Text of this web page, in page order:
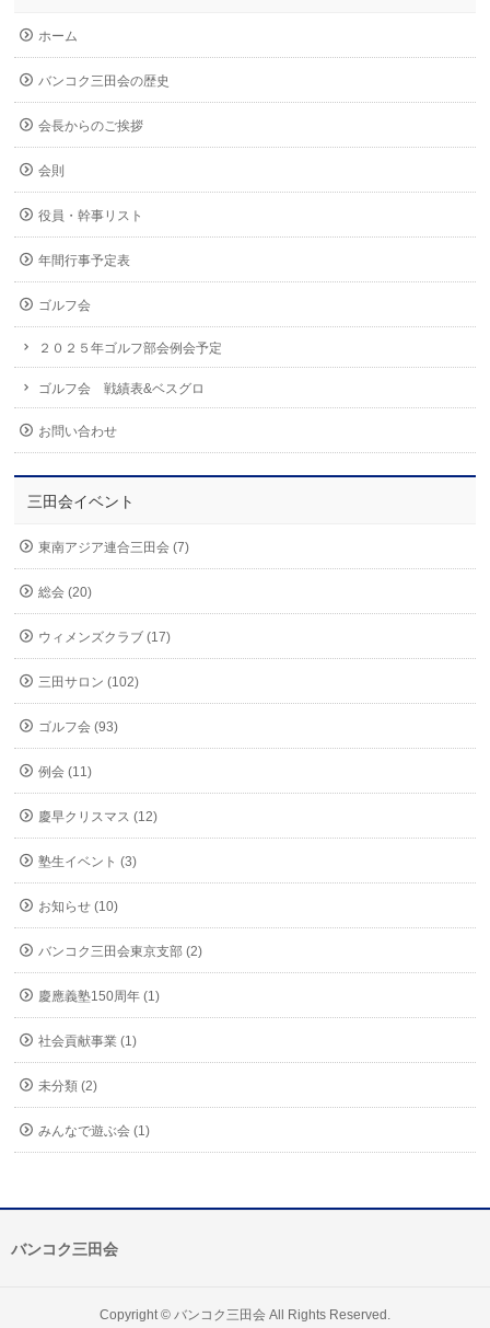
ホーム
バンコク三田会の歴史
会長からのご挨拶
会則
役員・幹事リスト
年間行事予定表
ゴルフ会
２０２５年ゴルフ部会例会予定
ゴルフ会 戦績表&ベスグロ
お問い合わせ
三田会イベント
東南アジア連合三田会 (7)
総会 (20)
ウィメンズクラブ (17)
三田サロン (102)
ゴルフ会 (93)
例会 (11)
慶早クリスマス (12)
塾生イベント (3)
お知らせ (10)
バンコク三田会東京支部 (2)
慶應義塾150周年 (1)
社会貢献事業 (1)
未分類 (2)
みんなで遊ぶ会 (1)
バンコク三田会
Copyright © バンコク三田会All Rights Reserved.